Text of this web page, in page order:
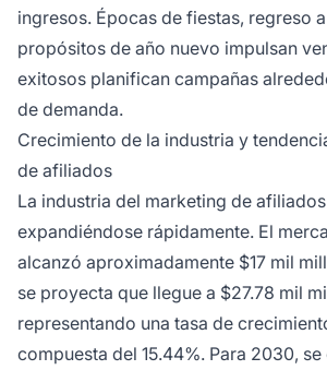
ingresos. Épocas de fiestas, regreso
propósitos de año nuevo impulsan
exitosos planifican campañas
de demanda.
Crecimiento de la industria y
de afiliados
La industria del marketing de
expandiéndose rápidamente. El
alcanzó aproximadamente $17 mil
se proyecta que llegue a $27.78 mil
representando una tasa de
compuesta del 15.44%. Para 2030, se